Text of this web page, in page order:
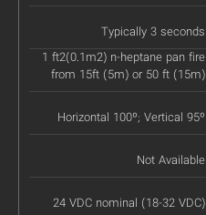
Typically 3 seconds
1 ft2(0.1m2) n-heptane pan fire
from 15ft (5m) or 50 ft (15m)
Horizontal 100º; Vertical 95º
Not Available
24 VDC nominal (18-32 VDC)